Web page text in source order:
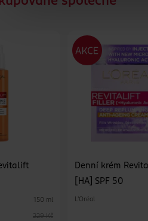
150 ml
229 Kč
Denní krém
[HA] SPF 50
L'Oréal